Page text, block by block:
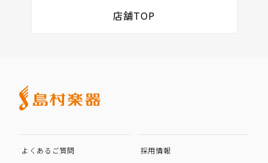
店舗TOP
よくあるご質問 採用情報